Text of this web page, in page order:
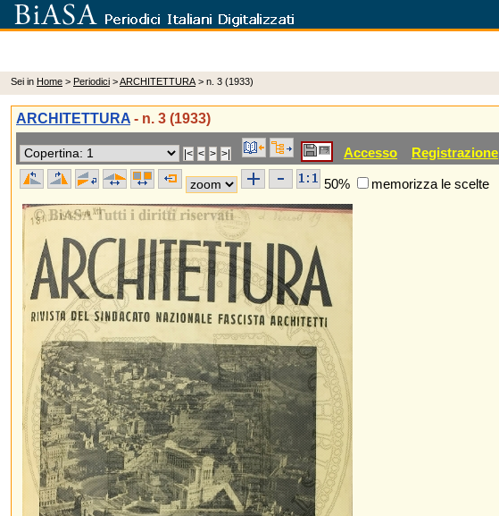
Sei in Home > Periodici >ARCHITETTURA > n. 3 (1933)
ARCHITETTURA - n. 3 (1933)
Accesso Registrazione
50% memorizza le scelte